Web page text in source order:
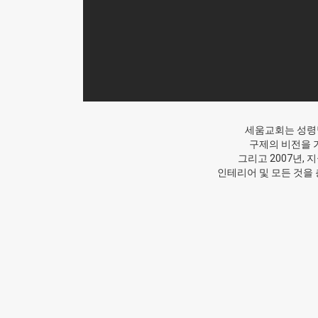
세움교회는 성
구제의 비전을
그리고 2007년,
인테리어 및 모든 것을